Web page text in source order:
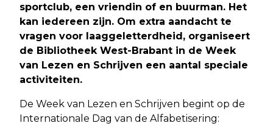
sportclub, een vriendin of en buurman. Het
kan iedereen zijn. Om extra aandacht te
vragen voor laaggeletterdheid, organiseert
de Bibliotheek West-Brabant in de Week
van Lezen en Schrijven een aantal speciale
activiteiten.
De Week van Lezen en Schrijven begint op de
Internationale Dag van de Alfabetisering: